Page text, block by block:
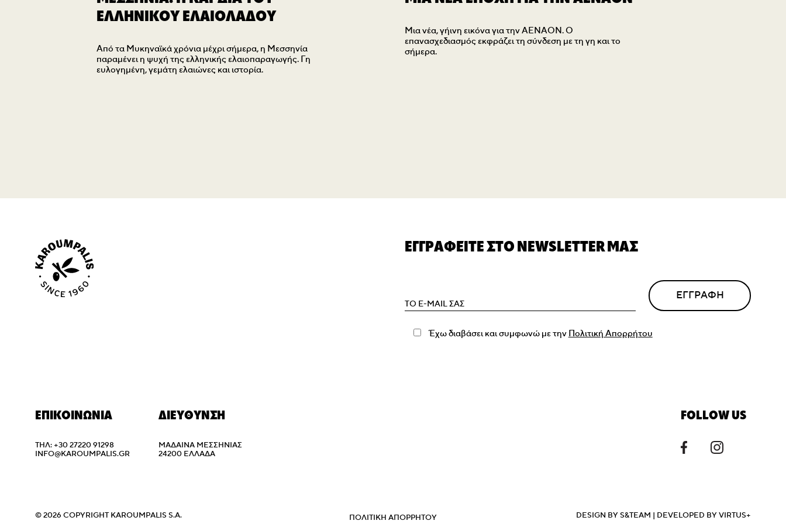
ΕΛΛΗΝΙΚΟΥ ΕΛΑΙΟΛΑΔΟΥ
Από τα Μυκηναϊκά χρόνια μέχρι σήμερα, η Μεσσηνία
παραμένει η ψυχή της ελληνικής ελαιοπαραγωγής. Γη
ευλογημένη, γεμάτη ελαιώνες και ιστορία.
Μια νέα, γήινη εικόνα για την AENAON. Ο
επανασχεδιασμός εκφράζει τη σύνδεση με τη γη και το
σήμερα.
ΕΓΓΡΑΦΕΊΤΕ ΣΤΟ NEWSLETTER ΜΑΣ
ΕΓΓΡΑΦΗ
Έχω διαβάσει και συμφωνώ με την Πολιτική Απορρήτου
ΕΠΙΚΟΙΝΩΝΙΑ
ΤΗΛ: +30 27220 91298
INFO@KAROUMPALIS.GR
ΔΙΕΥΘΥΝΣΗ
ΜΆΔΑΙΝΑ ΜΕΣΣΗΝΊΑΣ
24200 ΕΛΛΑΔΑ
FOLLOW US
© 2026 COPYRIGHT KAROUMPALIS S.A. ΠΟΛΙΤΙΚΗ ΑΠΟΡΡΗΤΟΥ DESIGN BYS&TEAM | DEVELOPED BYVIRTUS+